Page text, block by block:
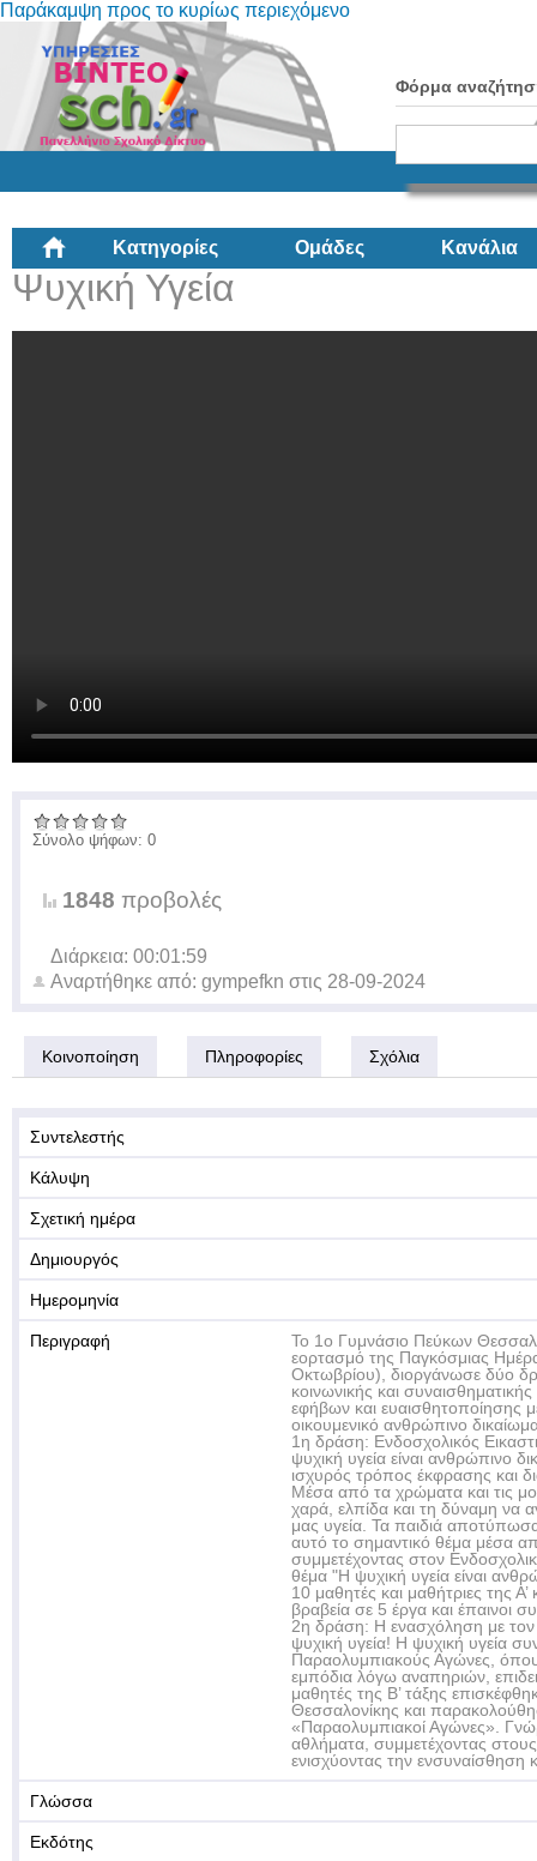
Παράκαμψη προς το κυρίως περιεχόμενο
Φόρμα
Κατηγορίες Ομάδες Κανάλια
Ψυχική Υγεία
Σύνολο ψήφων: 0
1848 προβολές
Διάρκεια: 00:01:59
Αναρτήθηκε από: gympefkn στις 28-09-2024
Κοινοποίηση Πληροφορίες Σχόλια
Συντελεστής
Κάλυψη
Σχετική ημέρα
Δημιουργός
Ημερομηνία
Περιγραφή
Το 1ο Γυμνάσιο Πεύκων
εορτασμό της Παγκόσμιας
Οκτωβρίου), διοργάνωσε δύο
κοινωνικής και
εφήβων και ευαισθητοποίησης
οικουμενικό ανθρώπινο
1η δράση: Ενδοσχολικός
ψυχική υγεία είναι ανθρώπινο
ισχυρός τρόπος έκφρασης και
Μέσα από τα χρώματα και τις
χαρά, ελπίδα και τη δύναμη να
μας υγεία. Τα παιδιά
αυτό το σημαντικό θέμα μέσα
συμμετέχοντας στον
θέμα "Η ψυχική υγεία είναι
10 μαθητές και μαθήτριες της
βραβεία σε 5 έργα και έπαινοι
2η δράση: Η ενασχόληση με τον
ψυχική υγεία! Η ψυχική υγεία
Παραολυμπιακούς Αγώνες,
εμπόδια λόγω αναπηριών,
μαθητές της Β’ τάξης
Θεσσαλονίκης και
«Παραολυμπιακοί Αγώνες».
αθλήματα, συμμετέχοντας
ενισχύοντας την ενσυναίσθηση
Γλώσσα
Εκδότης